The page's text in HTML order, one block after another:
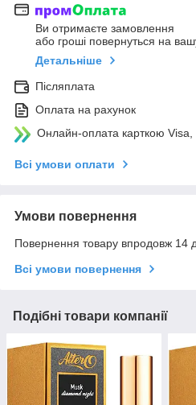
Ви отримаєте замовлення
або гроші повернуться на
Детальніше
Післяплата
Оплата на рахунок
Онлайн-оплата карткою
Всі умови оплати
Умови повернення
Повернення товару впродовж 14
Всі умови повернення
Подібні товари компанії